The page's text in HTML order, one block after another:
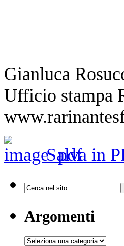
Gianluca
Ufficio stampa
Salva in
Argomenti
Argomenti